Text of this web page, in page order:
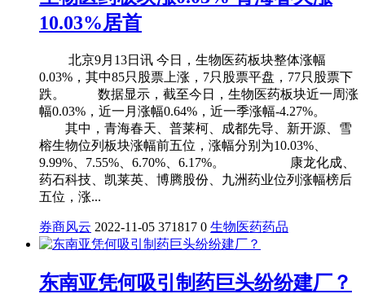
10.03%居首
北京9月13日讯 今日，生物医药板块整体涨幅
0.03%，其中85只股票上涨，7只股票平盘，77只股票下
跌。 数据显示，截至今日，生物医药板块近一周涨
幅0.03%，近一月涨幅0.64%，近一季涨幅-4.27%。
其中，青海春天、普莱柯、成都先导、新开源、雪
榕生物位列板块涨幅前五位，涨幅分别为10.03%、
9.99%、7.55%、6.70%、6.17%。 康龙化成、
药石科技、凯莱英、博腾股份、九洲药业位列涨幅榜后
五位，涨...
券商风云 2022-11-05 371817 0 生物医药药品
东南亚凭何吸引制药巨头纷纷建厂？